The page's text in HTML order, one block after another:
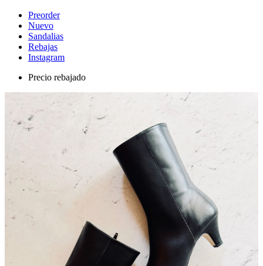
Preorder
Nuevo
Sandalias
Rebajas
Instagram
Precio rebajado